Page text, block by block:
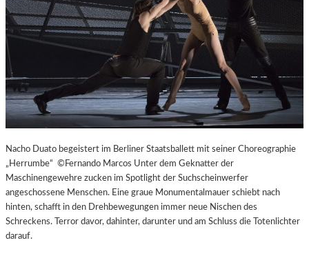
É
I
S
–
E
I
N
F
A
T
K
L
A
S
S
Nacho Duato begeistert im Berliner Staatsballett mit seiner Choreographie
„Herrumbe“ ©Fernando Marcos Unter dem Geknatter der
Maschinengewehre zucken im Spotlight der Suchscheinwerfer
angeschossene Menschen. Eine graue Monumentalmauer schiebt nach
hinten, schafft in den Drehbewegungen immer neue Nischen des
Schreckens. Terror davor, dahinter, darunter und am Schluss die Totenlichter
darauf.